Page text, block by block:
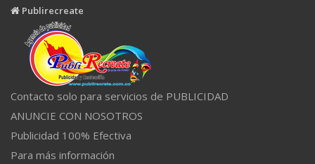
Publirecreate
Contacto solo para servicios de PUBLICIDAD
ANUNCIE CON NOSOTROS
Publicidad 100% Efectiva
Para más información